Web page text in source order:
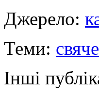
Джерело:
Теми:
Інші